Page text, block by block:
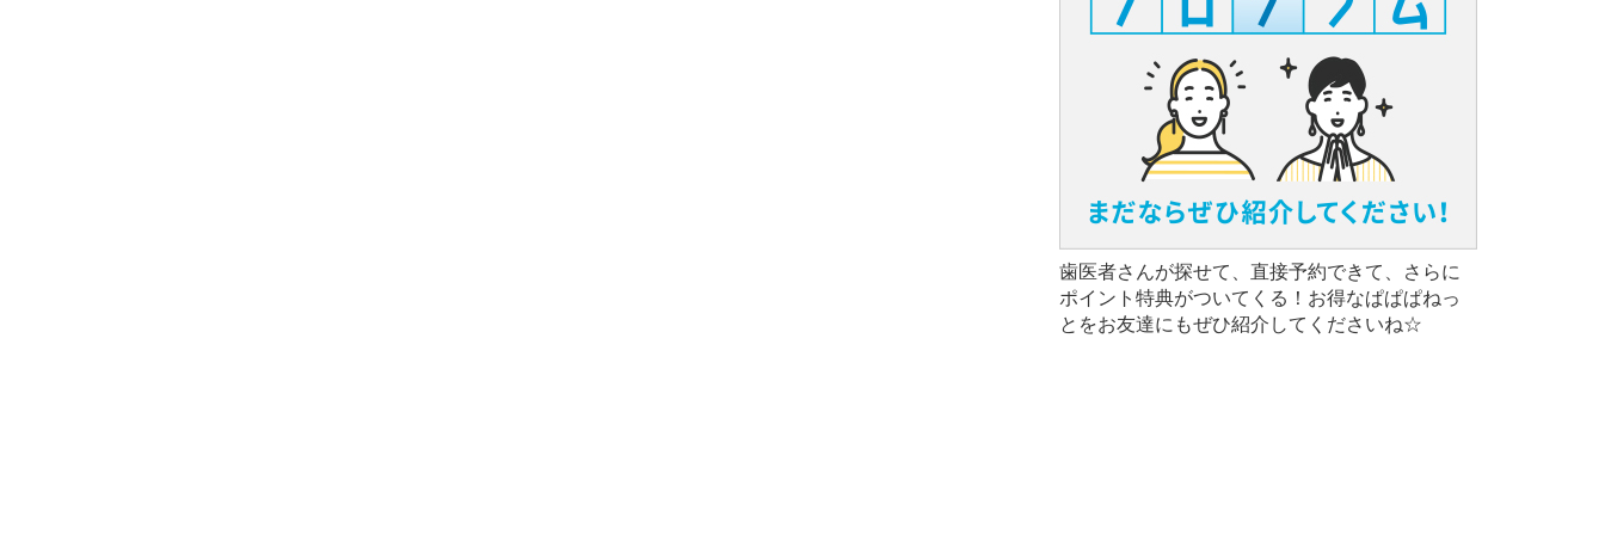
歯医者さんが探せて、直接予約できて、さらに
ポイント特典がついてくる！お得なぱぱぱねっ
とをお友達にもぜひ紹介してくださいね☆